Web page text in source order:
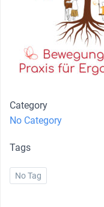
Category
No Category
Tags
No Tag